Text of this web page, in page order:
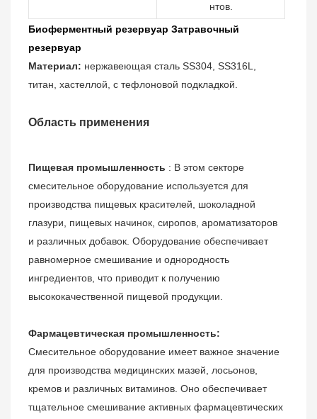
нтов.
Биоферментный резервуар Затравочный
резервуар
Материал: нержавеющая сталь SS304, SS316L,
титан, хастеллой, с тефлоновой подкладкой.
Область применения
Пищевая промышленность : В этом секторе
смесительное оборудование используется для
производства пищевых красителей, шоколадной
глазури, пищевых начинок, сиропов, ароматизаторов
и различных добавок. Оборудование обеспечивает
равномерное смешивание и однородность
ингредиентов, что приводит к получению
высококачественной пищевой продукции.
Фармацевтическая промышленность:
Смесительное оборудование имеет важное значение
для производства медицинских мазей, лосьонов,
кремов и различных витаминов. Оно обеспечивает
тщательное смешивание активных фармацевтических